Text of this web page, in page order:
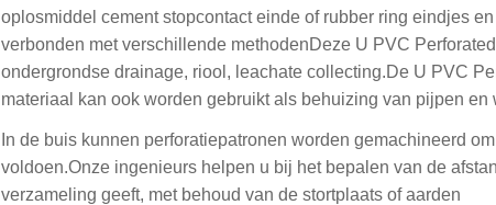
oplosmiddel cement stopcontact einde of rubber ring eindjes
verbonden met verschillende methodenDeze U PVC
ondergrondse drainage, riool, leachate collecting.De U PVC
materiaal kan ook worden gebruikt als behuizing van pijpen en
In de buis kunnen perforatiepatronen worden gemachineerd
voldoen.Onze ingenieurs helpen u bij het bepalen van de
verzameling geeft, met behoud van de stortplaats of aarden